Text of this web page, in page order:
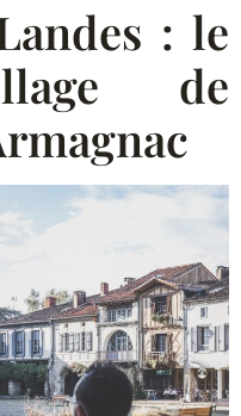
: le
de